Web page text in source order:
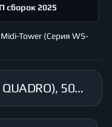
сборок 2025
Tower (Серия WS-
Рабочая станция GANSOR-961568 Intel i9-10900X 3.7 ГГц, X299, 64Гб 2666 МГц, SSD 1Тб, HDD 2Тб, RTX 4000 8Гб (NVIDIA QUADRO), 500Вт, Midi-Tower (Серия WS-ADVANCED)